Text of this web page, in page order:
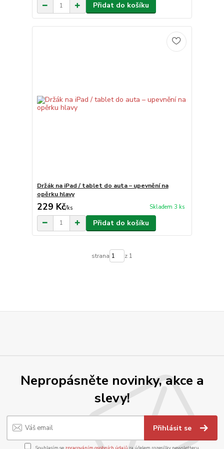
Přidat do košíku
Držák na iPad / tablet do auta – upevnění na
opěrku hlavy
229 Kč/ks Skladem 3 ks
Přidat do košíku
strana z 1
Nepropásněte novinky, akce a
slevy!
Přihlásit se
Souhlasím se zpracováním osobních údajůza účelem rozesílky newsletteru.